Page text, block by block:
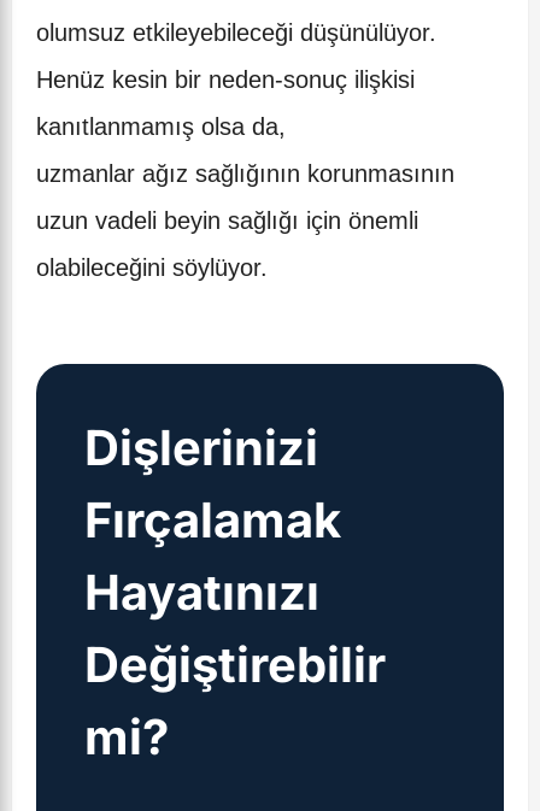
olumsuz etkileyebileceği düşünülüyor.
Henüz kesin bir neden-sonuç ilişkisi
kanıtlanmamış olsa da,
uzmanlar ağız sağlığının korunmasının
uzun vadeli beyin sağlığı için önemli
olabileceğini söylüyor.
Dişlerinizi
Fırçalamak
Hayatınızı
Değiştirebilir
mi?